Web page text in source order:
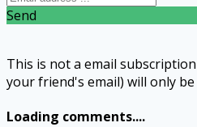
Send
This is not a email
your friend's email) will only
Loading comments....